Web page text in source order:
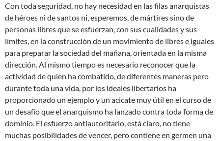
Con toda seguridad, no hay necesidad en las filas anarquistas
de héroes ni de santos ni, esperemos, de mártires sino de
personas libres que se esfuerzan, con sus cualidades y sus
límites, en la construcción de un movimiento de libres e iguales
para preparar la sociedad del mañana, orientada en la misma
dirección. Al mismo tiempo es necesario reconocer que la
actividad de quien ha combatido, de diferentes maneras pero
durante toda una vida, por los ideales libertarios ha
proporcionado un ejemplo y un acicate muy útil en el curso de
un desafío que el anarquismo ha lanzado contra toda forma de
dominio. El esfuerzo antiautoritario, está claro, no tiene
muchas posibilidades de vencer, pero contiene en germen una